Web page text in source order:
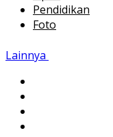
Pendidikan
Foto
Lainnya